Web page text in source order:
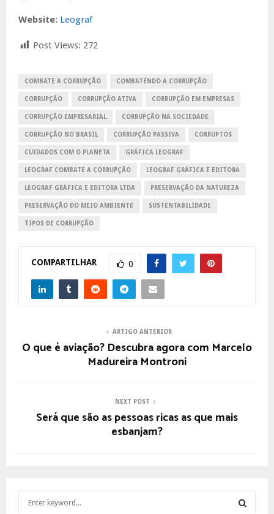
Website: Leograf
Post Views: 272
COMBATE A CORRUPÇÃO COMBATENDO A CORRUPÇÃO
CORRUPÇÃO CORRUPÇÃO ATIVA CORRUPÇÃO EM EMPRESAS
CORRUPÇÃO EMPRESARIAL CORRUPÇÃO NA SOCIEDADE
CORRUPÇÃO NO BRASIL CORRUPÇÃO PASSIVA CORRUPTOS
CUIDADOS COM O PLANETA GRÁFICA LEOGRAF
LEOGRAF COMBATE A CORRUPÇÃO LEOGRAF GRÁFICA E EDITORA
LEOGRAF GRÁFICA E EDITORA LTDA PRESERVAÇÃO DA NATUREZA
PRESERVAÇÃO DO MEIO AMBIENTE SUSTENTABILIDADE
TIPOS DE CORRUPÇÃO
COMPARTILHAR 0
ARTIGO ANTERIOR
O que é aviação? Descubra agora com Marcelo
Madureira Montroni
NEXT POST
Será que são as pessoas ricas as que mais
esbanjam?